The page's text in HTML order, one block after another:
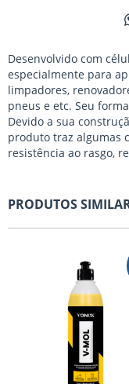
Desenvolvido com
especialmente para
limpadores,
pneus e etc. Seu
Devido a sua
produto traz algumas
resistência ao rasgo,
PRODUTOS